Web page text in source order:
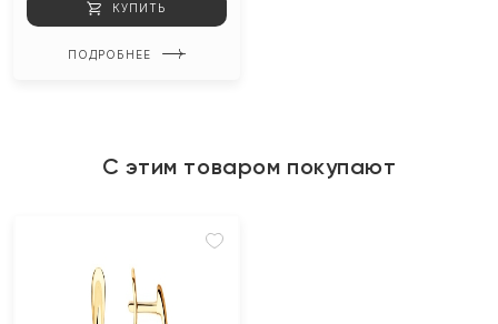
КУПИТЬ
ПОДРОБНЕЕ
С этим товаром покупают